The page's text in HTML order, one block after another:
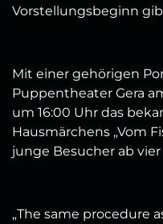
Vorstellungsbeginn
Mit einer gehörigen
Puppentheater Gera
um 16:00 Uhr das
Hausmärchens „Vom
junge Besucher ab vier
„The same procedure